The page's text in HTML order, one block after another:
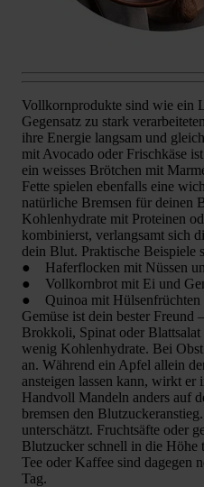
Vollkornprodukte sind wie ein
Gegensatz zu stark
ihre Energie langsam und
mit Avocado oder Frischkäse
ein weisses Brötchen mit
Fette spielen ebenfalls eine
natürliche Bremsen für deinen
Kohlenhydrate mit Proteinen
kombinierst, verlangsamt sich
dein Blut. Praktische Beispiele
● Haferflocken mit Nüssen
● Vollkornbrot mit Ei und
● Quinoa mit Hülsenfrüchten
Gemüse ist dein bester Freund
Brokkoli, Spinat oder
wenig Kohlenhydrate. Bei
an. Während ein Apfel allein
ansteigen lassen kann, wirkt
Handvoll Mandeln anders auf
bremsen den
unterschätzt. Fruchtsäfte oder
Blutzucker schnell in die Höhe
Tee oder Kaffee sind dagegen
Tag.